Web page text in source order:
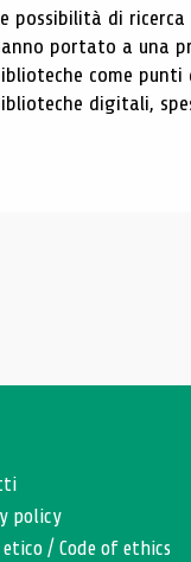
possibilità di
portato a una
come punti
digitali,
policy
etico /Code of ethics